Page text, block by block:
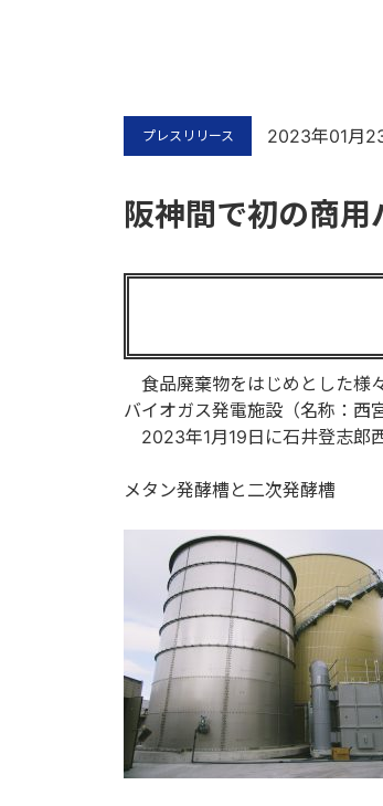
阪神間で初の商
プレスリリース 2023年01月
食品廃棄物をはじめとした様
バイオガス発電施設（名称：西
2023年1月19日に石井登志郎
メタン発酵槽と二次発酵槽